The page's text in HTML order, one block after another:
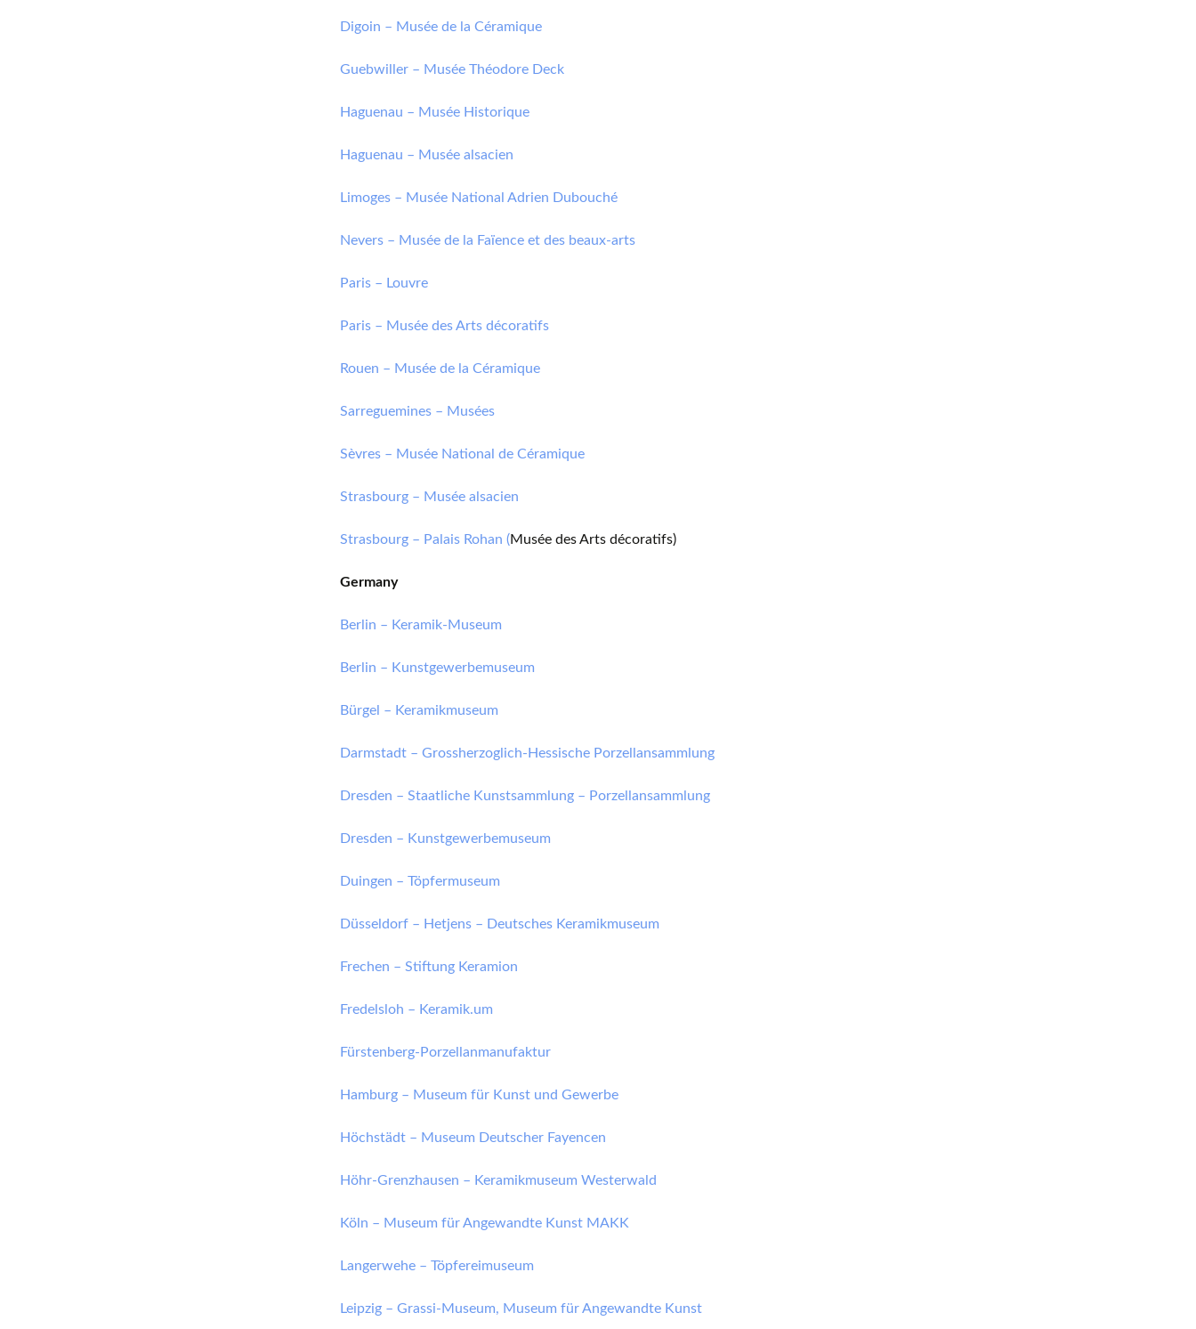
Digoin – Musée de la Céramique
Guebwiller – Musée Théodore Deck
Haguenau – Musée Historique
Haguenau – Musée alsacien
Limoges – Musée National Adrien Dubouché
Nevers – Musée de la Faïence et des beaux-arts
Paris – Louvre
Paris – Musée des Arts décoratifs
Rouen – Musée de la Céramique
Sarreguemines – Musées
Sèvres – Musée National de Céramique
Strasbourg – Musée alsacien
Strasbourg – Palais Rohan (Musée des Arts décoratifs)
Germany
Berlin – Keramik-Museum
Berlin – Kunstgewerbemuseum
Bürgel – Keramikmuseum
Darmstadt – Grossherzoglich-Hessische Porzellansammlung
Dresden – Staatliche Kunstsammlung – Porzellansammlung
Dresden – Kunstgewerbemuseum
Duingen – Töpfermuseum
Düsseldorf – Hetjens – Deutsches Keramikmuseum
Frechen – Stiftung Keramion
Fredelsloh – Keramik.um
Fürstenberg-Porzellanmanufaktur
Hamburg – Museum für Kunst und Gewerbe
Höchstädt – Museum Deutscher Fayencen
Höhr-Grenzhausen – Keramikmuseum Westerwald
Köln – Museum für Angewandte Kunst MAKK
Langerwehe – Töpfereimuseum
Leipzig – Grassi-Museum, Museum für Angewandte Kunst